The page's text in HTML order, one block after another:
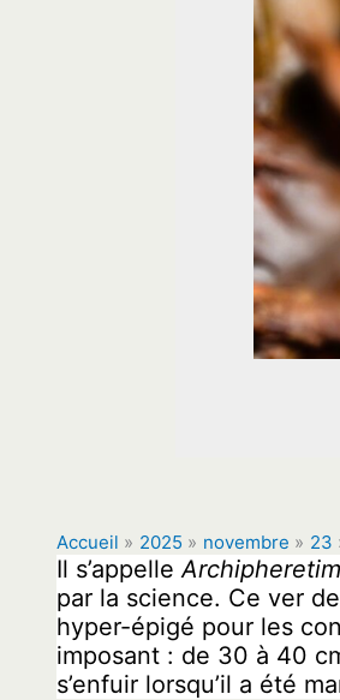
Accueil 2025 novembre 23
Il s’appelle
par la science. Ce ver
hyper-épigé pour les
imposant : de 30 à 40
s’enfuir lorsqu’il a été